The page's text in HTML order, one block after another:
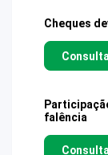
Cheques
falência